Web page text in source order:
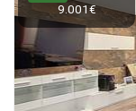
9.001€